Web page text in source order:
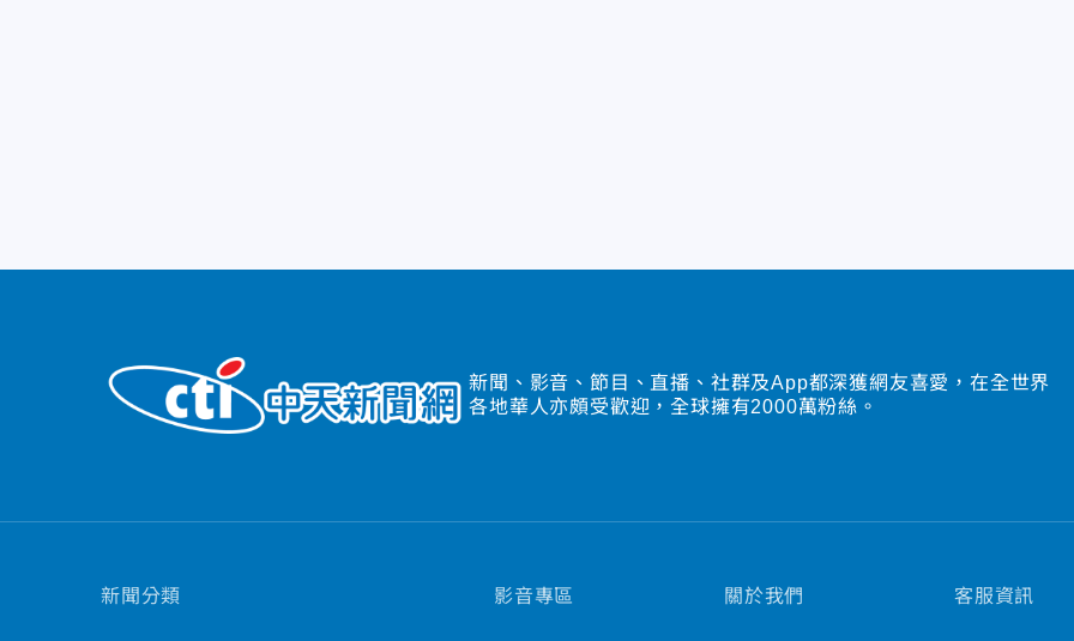
新聞、影音、節目、直播、社群及App都深獲網友喜愛，在全世界
各地華人亦頗受歡迎，全球擁有2000萬粉絲。
新聞分類 影音專區 關於我們 客服資訊